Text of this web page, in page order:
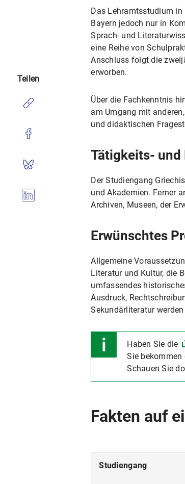
Das Lehramtsstudium
Bayern jedoch nur in
Sprach- und
eine Reihe von
Anschluss folgt die
erworben.
Über die Fachkenntnis
am Umgang mit
und didaktischen
Tätigkeits-
Der Studiengang
und Akademien. Ferner
Archiven, Museen, der
Erwünschtes
Allgemeine
Literatur und Kultur, die
umfassendes
Ausdruck,
Sekundärliteratur
Haben Sie die
Sie
Schauen Sie
Fakten auf
Studiengang
Teilen